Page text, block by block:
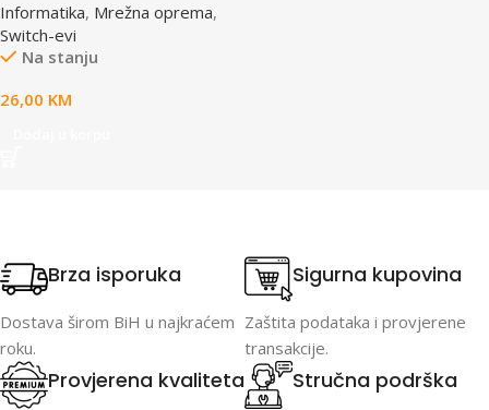
Informatika, Mrežna oprema,
Switch-evi
Na stanju
26,00 KM
Brza isporuka
Dostava širom BiH u najkraćem
roku.
Sigurna kupovina
Zaštita podataka i provjerene
transakcije.
Provjerena kvaliteta Stručna podrška